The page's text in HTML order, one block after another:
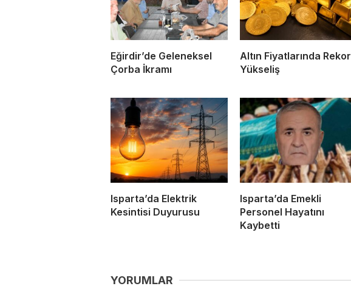
Eğirdir’de Geleneksel
Çorba İkramı
Altın Fiyatlarında Rekor
Yükseliş
Isparta’da Elektrik
Kesintisi Duyurusu
Isparta’da Emekli
Personel Hayatını
Kaybetti
YORUMLAR